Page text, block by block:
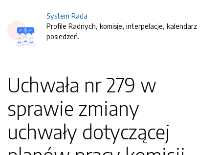
System Rada
Profile Radnych, komisje, interpelacje, kalendarz
posiedzeń.
Uchwała nr 279 w
sprawie zmiany
uchwały dotyczącej